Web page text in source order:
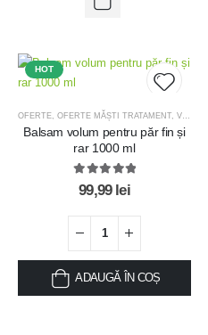
HOT
OFERTE OFERTE MĂȘTI TRATAMENT VOLUM - VITALITATE & ELASTICITATE
Balsam volum pentru păr fin și
rar 1000 ml
5.00out of 5
99,99 lei
ADAUGĂ ÎN COȘ